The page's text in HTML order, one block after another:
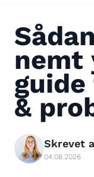
nemt
&
Skrevet
04.08.2026